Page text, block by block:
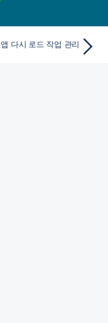
앱 다시 로드 작업 관리